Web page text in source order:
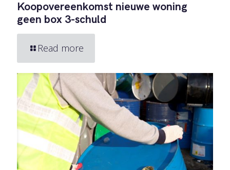
Koopovereenkomst nieuwe woning
geen box 3-schuld
Read more